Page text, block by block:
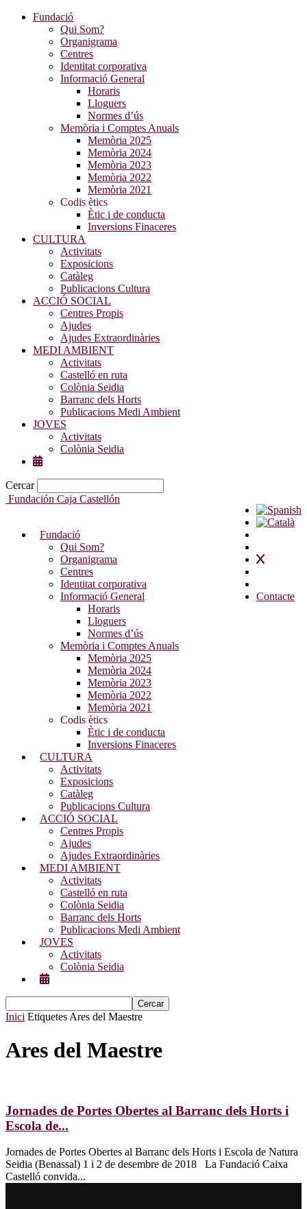
Fundació
Qui Som?
Organigrama
Centres
Identitat corporativa
Informació General
Horaris
Lloguers
Normes d’ús
Memòria i Comptes Anuals
Memòria 2025
Memòria 2024
Memòria 2023
Memòria 2022
Memòria 2021
Codis ètics
Ètic i de conducta
Inversions Finaceres
CULTURA
Activitats
Exposicions
Catàleg
Publicacions Cultura
ACCIÓ SOCIAL
Centres Propis
Ajudes
Ajudes Extraordinàries
MEDI AMBIENT
Activitats
Castelló en ruta
Colònia Seidia
Barranc dels Horts
Publicacions Medi Ambient
JOVES
Activitats
Colònia Seidia
Cercar
Contacte
Fundación Caja Castellón
Fundació
Qui Som?
Organigrama
Centres
Identitat corporativa
Informació General
Horaris
Lloguers
Normes d’ús
Memòria i Comptes Anuals
Memòria 2025
Memòria 2024
Memòria 2023
Memòria 2022
Memòria 2021
Codis ètics
Ètic i de conducta
Inversions Finaceres
CULTURA
Activitats
Exposicions
Catàleg
Publicacions Cultura
ACCIÓ SOCIAL
Centres Propis
Ajudes
Ajudes Extraordinàries
MEDI AMBIENT
Activitats
Castelló en ruta
Colònia Seidia
Barranc dels Horts
Publicacions Medi Ambient
JOVES
Activitats
Colònia Seidia
Inici Etiquetes Ares del Maestre
Ares del Maestre
Jornades de Portes Obertes al Barranc dels Horts i
Escola de...
Jornades de Portes Obertes al Barranc dels Horts i Escola de Natura
Seidia (Benassal) 1 i 2 de desembre de 2018 La Fundació Caixa
Castelló convida...